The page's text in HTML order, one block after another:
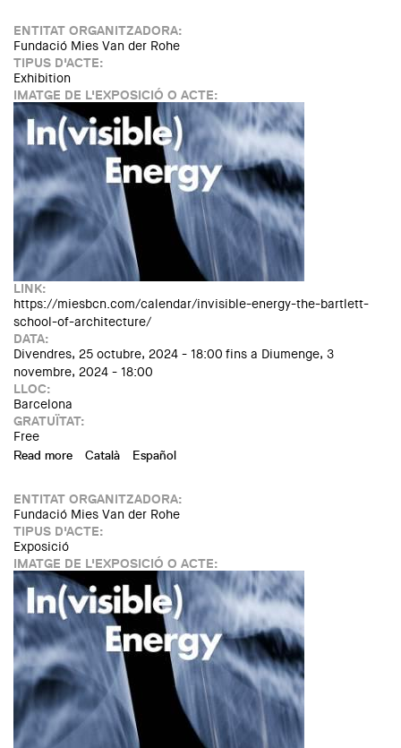
ENTITAT ORGANITZADORA:
Fundació Mies Van der Rohe
TIPUS D'ACTE:
Exhibition
IMATGE DE L'EXPOSICIÓ O ACTE:
LINK:
https://miesbcn.com/calendar/invisible-energy-the-bartlett-
school-of-architecture/
DATA:
Divendres, 25 octubre, 2024 - 18:00 fins a Diumenge, 3
novembre, 2024 - 18:00
LLOC:
Barcelona
GRATUÏTAT:
Free
Read more about In(Visible) Energy | The Bartlett School of
Català Español
ENTITAT ORGANITZADORA:
Fundació Mies Van der Rohe
TIPUS D'ACTE:
Exposició
IMATGE DE L'EXPOSICIÓ O ACTE: